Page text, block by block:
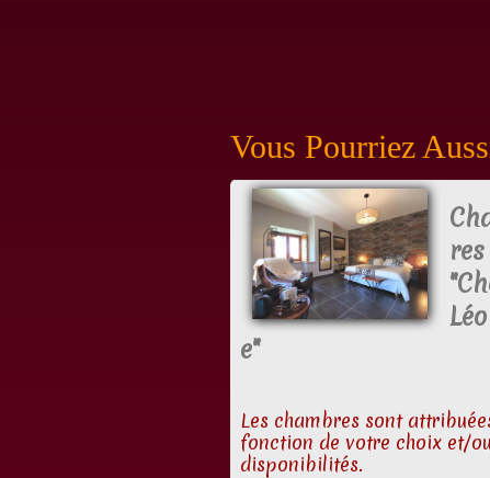
Vous Pourriez
res
e"
Les chambres sont
fonction de votre choix et/
disponibilités.